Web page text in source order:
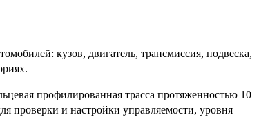
кузов, двигатель, трансмиссия, подвеска,
профилированная трасса протяженностью 10
проверки и настройки управляемости, уровня